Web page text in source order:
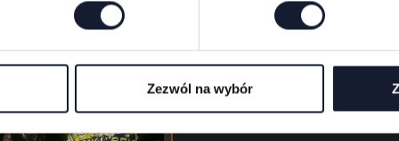
Zezwól na wybór